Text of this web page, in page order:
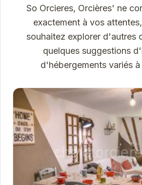
So Orcieres, Orcières' ne
exactement à vos
souhaitez explorer d'autres
quelques suggestions
d'hébergements variés à